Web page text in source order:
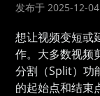
发布于 2025-12-
想让视频变短或
作。大多数视频
分割（Split）功
的起始点和结束